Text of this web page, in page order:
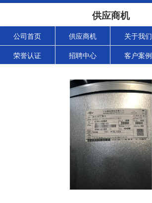
供应商机
公司首页 供应商机 关于我们
荣誉认证 招聘中心 客户案例